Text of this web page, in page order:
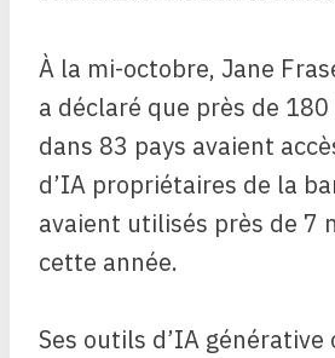
À la mi-octobre, Jane
a déclaré que près de
dans 83 pays avaient
d’IA propriétaires de la
avaient utilisés près de 7
cette année.
Ses outils d’IA